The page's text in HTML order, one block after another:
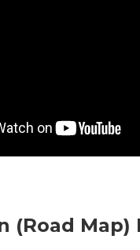
(Road